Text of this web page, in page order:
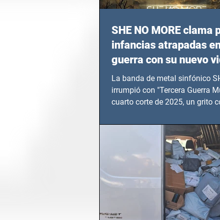
SHE NO MORE clama
infancias atrapadas
guerra con su nuevo
TERCERA GUERRA
La banda de metal sinfónico
irrumpió con "Tercera Guerra
cuarto corte de 2025, un grito
en epicentros bélicos.